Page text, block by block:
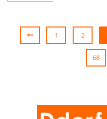
1 2
68